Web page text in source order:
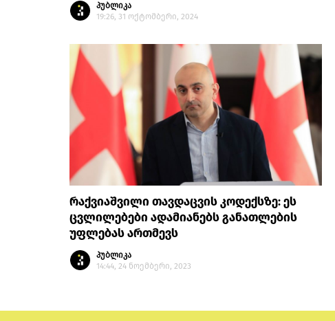
პუბლიკა
19:26, 31 ოქტომბერი, 2024
რაქვიაშვილი თავდაცვის კოდექსზე: ეს
ცვლილებები ადამიანებს განათლების
უფლებას ართმევს
პუბლიკა
14:44, 24 ნოემბერი, 2023